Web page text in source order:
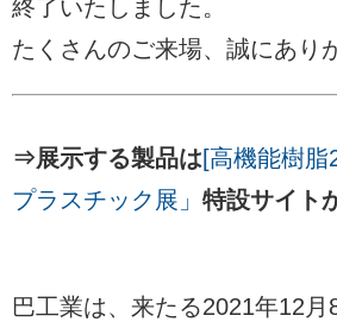
終了いたしました。
たくさんのご来場、誠にあり
⇒展示する製品は[高機能樹
プラスチック展」 特設サイト
巴工業は、来たる2021年12